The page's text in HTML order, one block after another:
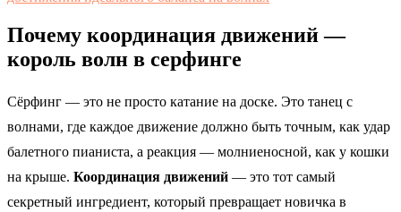
Почему координация движений —
король волн в серфинге
Сёрфинг — это не просто катание на доске. Это танец с
волнами, где каждое движение должно быть точным, как удар
балетного пианиста, а реакция — молниеносной, как у кошки
на крыше. Координация движений — это тот самый
секретный ингредиент, который превращает новичка в